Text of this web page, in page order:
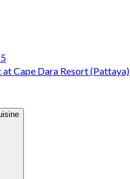
Cape Dara Resort (Pattaya)